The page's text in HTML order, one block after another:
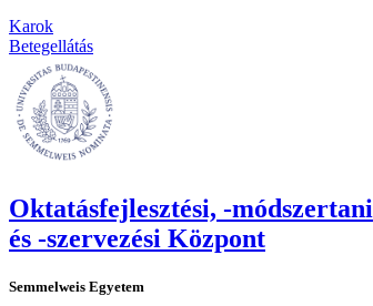
Karok
Betegellátás
Oktatásfejlesztési, -módszertani
és -szervezési Központ
Semmelweis Egyetem